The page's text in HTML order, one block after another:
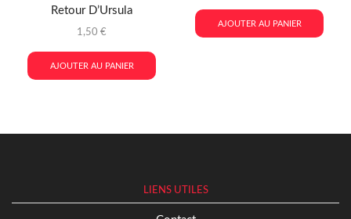
Retour D’Ursula
1,50 €
AJOUTER AU PANIER
AJOUTER AU PANIER
LIENS UTILES